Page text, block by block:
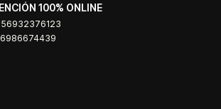
100% ONLINE